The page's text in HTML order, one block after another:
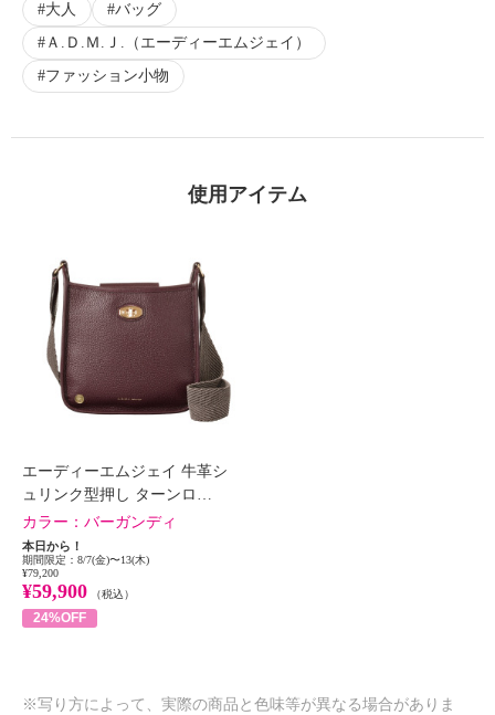
大人
バッグ
Ａ.Ｄ.Ｍ.Ｊ.（エーディーエムジェイ）
ファッション小物
使用アイテム
エーディーエムジェイ 牛革シ
ュリンク型押し ターンロ…
カラー： バーガンディ
本日から！
期間限定：8/7(金)〜13(木)
¥79,200
¥59,900 （税込）
24%OFF
※写り方によって、実際の商品と色味等が異なる場合がありま